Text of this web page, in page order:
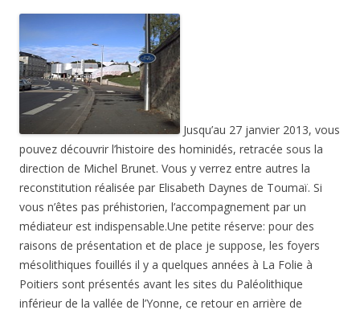
Jusqu’au 27 janvier 2013, vous
pouvez découvrir l’histoire des hominidés, retracée sous la
direction de Michel Brunet. Vous y verrez entre autres la
reconstitution réalisée par Elisabeth Daynes de Toumaï. Si
vous n’êtes pas préhistorien, l’accompagnement par un
médiateur est indispensable.Une petite réserve: pour des
raisons de présentation et de place je suppose, les foyers
mésolithiques fouillés il y a quelques années à La Folie à
Poitiers sont présentés avant les sites du Paléolithique
inférieur de la vallée de l’Yonne, ce retour en arrière de